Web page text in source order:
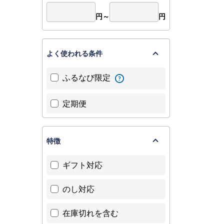
円～ 円
よく使われる条件
ふるなび限定
定期便
特徴
ギフト対応
のし対応
在庫切れを含む